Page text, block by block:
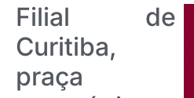
Filial de
Curitiba,
praça